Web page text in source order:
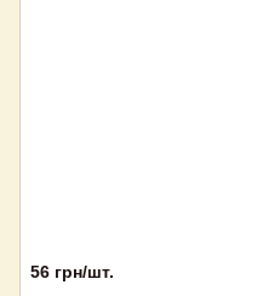
56 грн/шт.